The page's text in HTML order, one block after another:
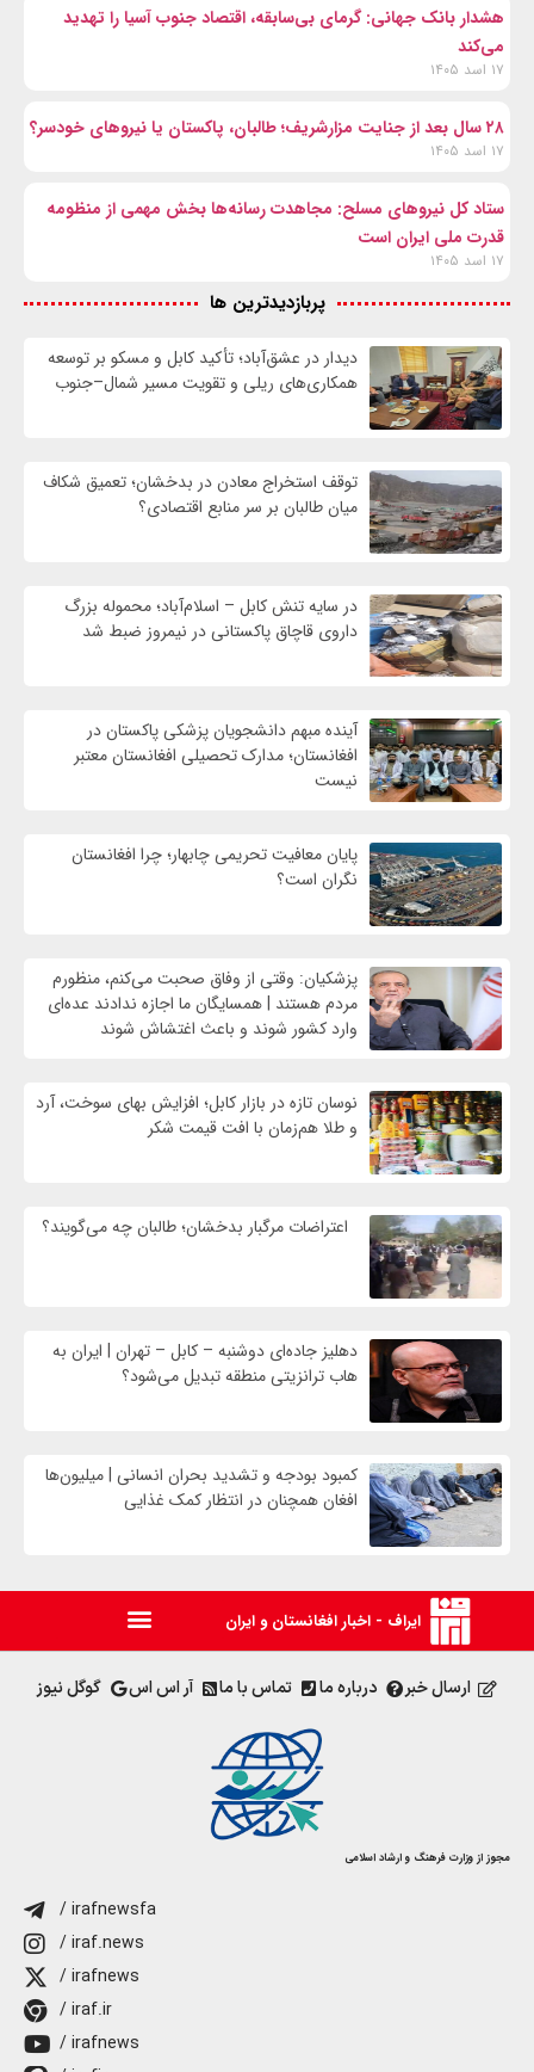
هشدار بانک جهانی: گرمای بی‌سابقه، اقتصاد جنوب آسیا را تهدید
می‌کند
۱۷ اسد ۱۴۰۵
۲۸ سال بعد از جنایت مزارشریف؛ طالبان، پاکستان یا نیروهای خودسر؟
۱۷ اسد ۱۴۰۵
ستاد کل نیروهای مسلح: مجاهدت رسانه‌ها بخش مهمی از منظومه
قدرت ملی ایران است
۱۷ اسد ۱۴۰۵
پربازدیدترین ها
دیدار در عشق‌آباد؛ تأکید کابل و مسکو بر توسعه
همکاری‌های ریلی و تقویت مسیر شمال–جنوب
توقف استخراج معادن در بدخشان؛ تعمیق شکاف
میان طالبان بر سر منابع اقتصادی؟
در سایه تنش کابل – اسلام‌آباد؛ محموله بزرگ
داروی قاچاق پاکستانی در نیمروز ضبط شد
آینده مبهم دانشجویان پزشکی پاکستان در
افغانستان؛ مدارک تحصیلی افغانستان معتبر
نیست
پایان معافیت تحریمی‌ چابهار؛ چرا افغانستان
نگران است؟
پزشکیان: وقتی از وفاق صحبت می‌کنم، منظورم
مردم هستند | همسایگان ما اجازه ندادند عده‌ای
وارد کشور شوند و باعث اغتشاش شوند
نوسان تازه در بازار کابل؛ افزایش بهای سوخت، آرد
و طلا هم‌زمان با افت قیمت شکر
اعتراضات مرگبار بدخشان؛ طالبان چه می‌گویند؟
دهلیز جاده‌ای دوشنبه – کابل – تهران | ایران به
هاب ترانزیتی منطقه تبدیل می‌شود؟
کمبود بودجه و تشدید بحران انسانی | میلیون‌ها
افغان همچنان در انتظار کمک غذایی
ایراف - اخبار افغانستان و ایران
ارسال خبر درباره ما تماس با ما آر اس اس گوگل نیوز
مجوز از وزارت فرهنگ و ارشاد اسلامی
/ irafnewsfa
/ iraf.news
/ irafnews
/ iraf.ir
/ irafnews